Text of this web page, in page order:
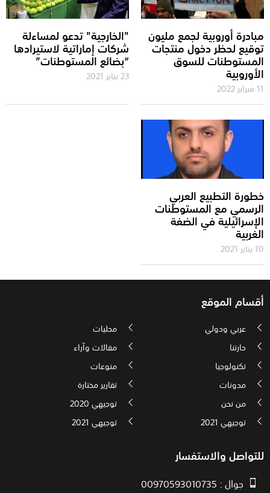
مبادرة أوروبية لجمع مليون
توقيع لحظر دخول منتجات
المستوطنات للسوق
الأوروبية
11 فبراير 2022
"الخارجية" تدعو لمساءلة
شركات إماراتية لاستيرادها
“بضائع المستوطنات”
23 يناير 2021
خطورة التطبيع العربي
الرسمي مع المستوطنات
الإسرائيلية في الضفة
الغربية
10 يناير 2021
أقسام الموقع
عربي ودولي
محليات
حارتنا
مقالات وآراء
تكنولوجيا
منوعات
مدونات
تقارير مختارة
من نحن
توجيهي 2020
توجيهي 2021
توجيهي 2021
للتواصل والاستفسار
جوال : 00970593010735